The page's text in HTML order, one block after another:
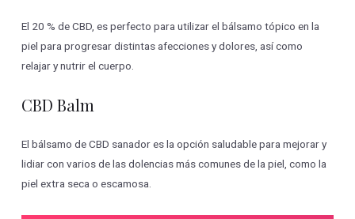
El 20 % de CBD, es perfecto para utilizar el bálsamo tópico en la
piel para progresar distintas afecciones y dolores, así como
relajar y nutrir el cuerpo.
CBD Balm
El bálsamo de CBD sanador es la opción saludable para mejorar y
lidiar con varios de las dolencias más comunes de la piel, como la
piel extra seca o escamosa.